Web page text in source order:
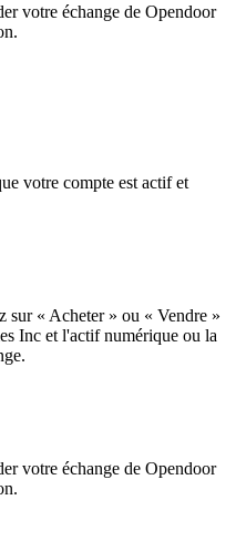
votre échange de Opendoor
votre compte est actif et
sur « Acheter » ou « Vendre »
Inc et l'actif numérique ou la
votre échange de Opendoor